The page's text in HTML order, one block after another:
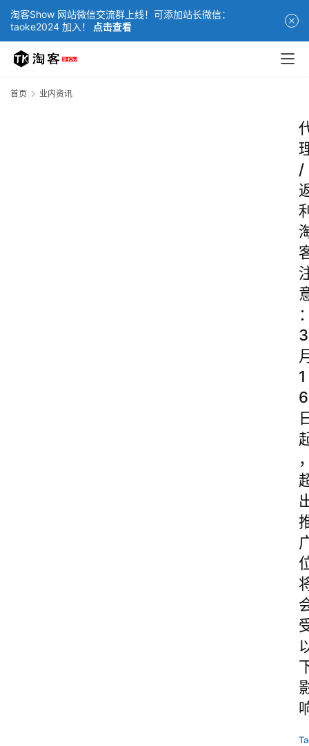
淘客Show 网站微信交流群上线！可添加站长微信：
taoke2024 加入！
点击查看
首页 业内资讯
/
3
1
6